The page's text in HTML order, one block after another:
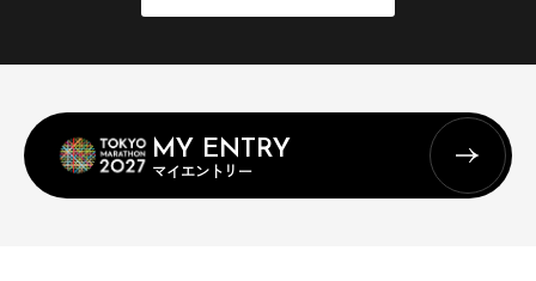
MY ENTRY
マイエントリー